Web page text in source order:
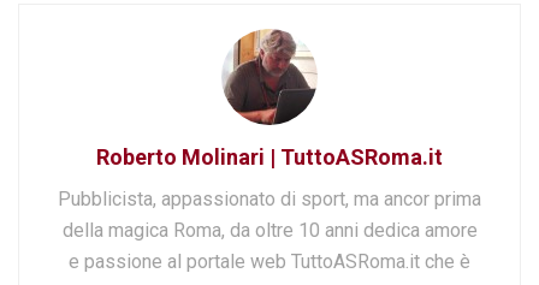
Roberto Molinari | TuttoASRoma.it
Pubblicista, appassionato di sport, ma ancor prima
della magica Roma, da oltre 10 anni dedica amore
e passione al portale web TuttoASRoma.it che è